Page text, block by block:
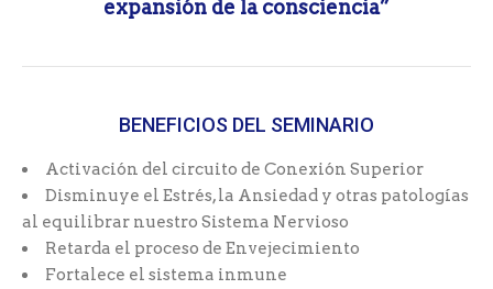
expansión de la consciencia”
BENEFICIOS DEL SEMINARIO
Activación del circuito de Conexión Superior
Disminuye el Estrés, la Ansiedad y otras patologías
al equilibrar nuestro Sistema Nervioso
Retarda el proceso de Envejecimiento
Fortalece el sistema inmune